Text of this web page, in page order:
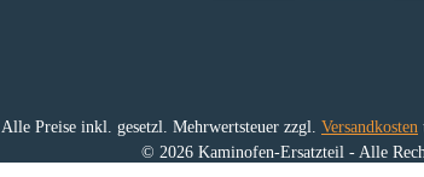
Alle Preise inkl. gesetzl. Mehrwertsteuer zzgl. Versandkosten
© 2026 Kaminofen-Ersatzteil - Alle